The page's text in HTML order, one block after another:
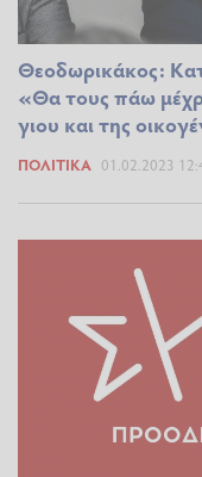
Θεοδωρικάκος:
«Θα τους πάω
γιου και της
ΠΟΛΙΤΙΚΆ 01.02.2023